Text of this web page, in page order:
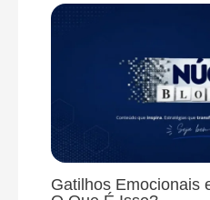
Gatilhos Emocionais